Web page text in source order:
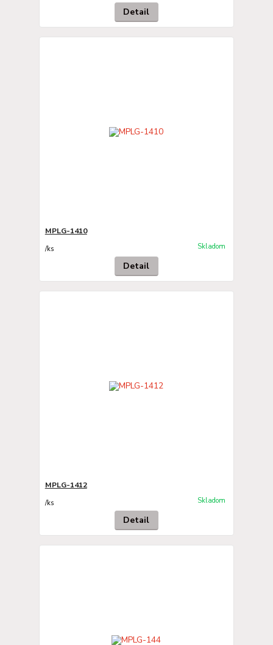
Detail
MPLG-1410
/ks Skladom
Detail
MPLG-1412
/ks Skladom
Detail